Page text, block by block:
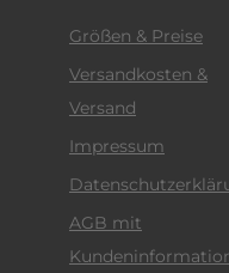
Größen & Preise
Versandkosten &
Versand
Impressum
AGB mit